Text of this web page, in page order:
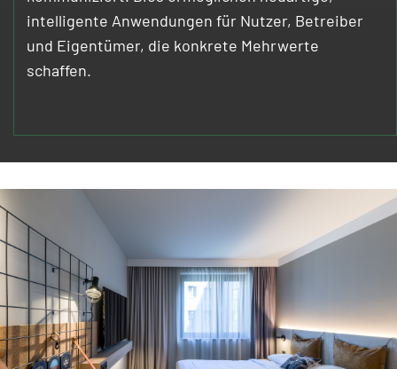
intelligente Anwendungen für Nutzer, Betreiber
und Eigentümer, die konkrete Mehrwerte
schaffen.